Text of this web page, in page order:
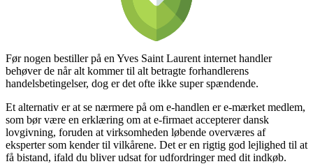
Før nogen bestiller på en Yves Saint Laurent internet handler
behøver de når alt kommer til alt betragte forhandlerens
handelsbetingelser, dog er det ofte ikke super spændende.
Et alternativ er at se nærmere på om e-handlen er e-mærket medlem,
som bør være en erklæring om at e-firmaet accepterer dansk
lovgivning, foruden at virksomheden løbende overværes af
eksperter som kender til vilkårene. Det er en rigtig god lejlighed til at
få bistand, ifald du bliver udsat for udfordringer med dit indkøb.